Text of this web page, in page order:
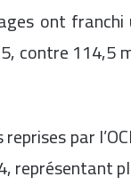
ont
contre 114,5
reprises par
représentant